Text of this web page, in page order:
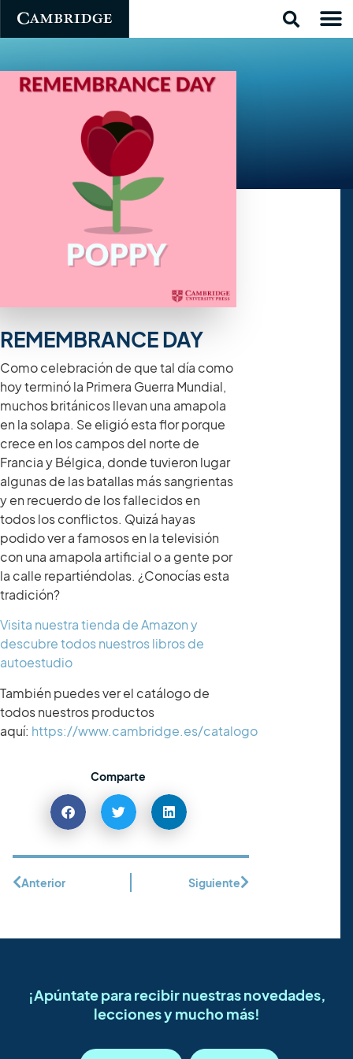
REMEMBRANCE DAY
Como celebración de que tal día como
hoy terminó la Primera Guerra Mundial,
muchos británicos llevan una amapola
en la solapa. Se eligió esta flor porque
crece en los campos del norte de
Francia y Bélgica, donde tuvieron lugar
algunas de las batallas más sangrientas
y en recuerdo de los fallecidos en
todos los conflictos. Quizá hayas
podido ver a famosos en la televisión
con una amapola artificial o a gente por
la calle repartiéndolas. ¿Conocías esta
tradición?
Visita nuestra tienda de Amazon y
descubre todos nuestros libros de
autoestudio
También puedes ver el catálogo de
todos nuestros productos
aquí: https://www.cambridge.es/catalogo
Comparte
Anterior Siguiente
¡Apúntate para recibir nuestras novedades,
lecciones y mucho más!